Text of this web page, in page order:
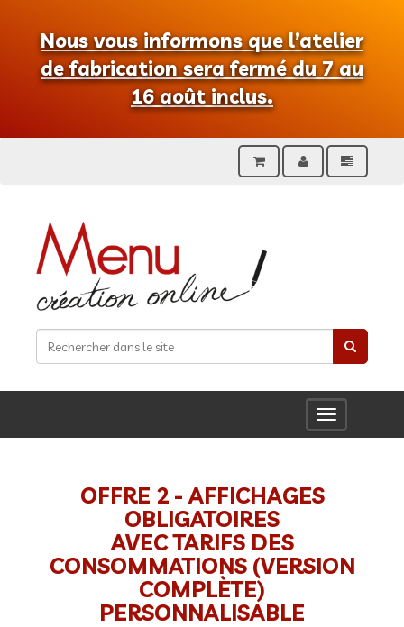
Nous vous informons que l’atelier
de fabrication sera fermé du 7 au
16 août inclus.
Toggle
navigation
OFFRE 2 - AFFICHAGES
OBLIGATOIRES
AVEC TARIFS DES
CONSOMMATIONS (VERSION
COMPLÈTE)
PERSONNALISABLE